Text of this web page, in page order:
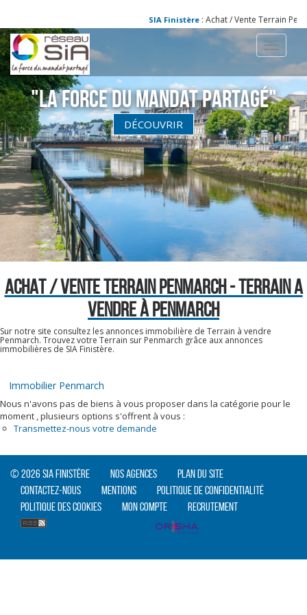
SIA Finistère: Achat / Vente Terrain
Toggle
"La Force du Mandat partagé"
DÉCOUVRIR
ACHAT / VENTE TERRAIN PENMARCH - TERRAIN A
VENDRE À PENMARCH
Sur notre site consultez les annonces immobilière de Terrain à vendre
Penmarch. Trouvez votre Terrain sur Penmarch grâce aux annonces
immobilières de SIA Finistère.
Immobilier Penmarch
Nous n'avons pas de biens à vous proposer dans la catégorie pour le
moment , plusieurs options s'offrent à vous :
Transmettez-nous votre demande
© 2026 SIA Finistère Nos agences
Plan du site
Contactez-nous
Mentions
Politique de confidentialité
Politique des cookies
Mon compte Recrutement